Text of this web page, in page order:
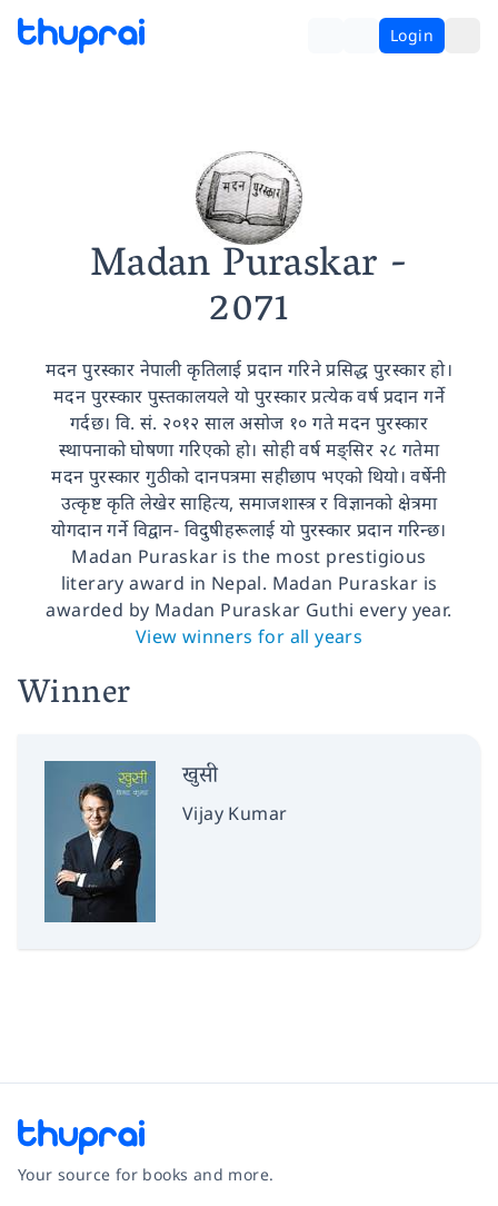
Login
Madan Puraskar -
2071
मदन पुरस्कार नेपाली कृतिलाई प्रदान गरिने प्रसिद्ध पुरस्कार हो।
मदन पुरस्कार पुस्तकालयले यो पुरस्कार प्रत्येक वर्ष प्रदान गर्ने
गर्दछ। वि. सं. २०१२ साल असोज १० गते मदन पुरस्कार
स्थापनाको घोषणा गरिएको हो। सोही वर्ष मङ्सिर २८ गतेमा
मदन पुरस्कार गुठीको दानपत्रमा सहीछाप भएको थियो। वर्षेनी
उत्कृष्ट कृति लेखेर साहित्य, समाजशास्त्र र विज्ञानको क्षेत्रमा
योगदान गर्ने विद्वान- विदुषीहरूलाई यो पुरस्कार प्रदान गरिन्छ।
Madan Puraskar is the most prestigious
literary award in Nepal. Madan Puraskar is
awarded by Madan Puraskar Guthi every year.
View winners for all years
Winner
खुसी
Vijay Kumar
Your source for books and more.